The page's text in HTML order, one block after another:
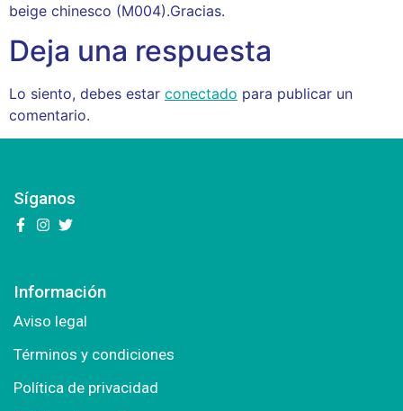
beige chinesco (M004).Gracias.
Deja una respuesta
Lo siento, debes estar conectado para publicar un
comentario.
Síganos
Información
Aviso legal
Términos y condiciones
Política de privacidad